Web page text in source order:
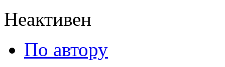
Неактивен
По автору